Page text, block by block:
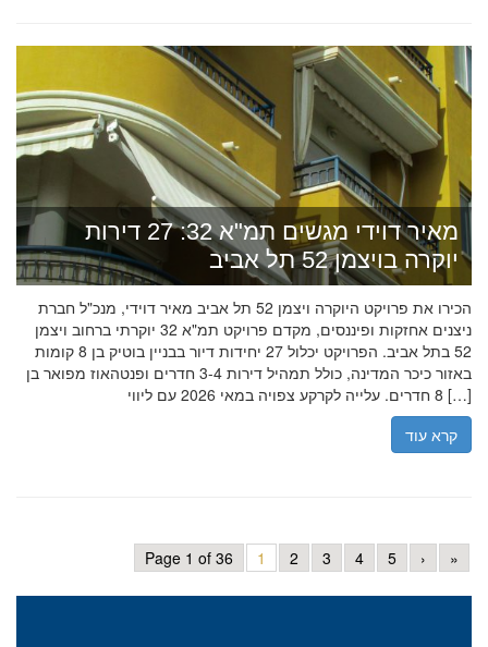
מאיר דוידי מגשים תמ"א 32: 27 דירות
יוקרה בויצמן 52 תל אביב
הכירו את פרויקט היוקרה ויצמן 52 תל אביב מאיר דוידי, מנכ"ל חברת
ניצנים אחזקות ופיננסים, מקדם פרויקט תמ"א 32 יוקרתי ברחוב ויצמן
52 בתל אביב. הפרויקט יכלול 27 יחידות דיור בבניין בוטיק בן 8 קומות
באזור כיכר המדינה, כולל תמהיל דירות 3-4 חדרים ופנטהאוז מפואר בן
8 חדרים. עלייה לקרקע צפויה במאי 2026 עם ליווי […]
קרא עוד
Page 1 of 36 1 2 3 4 5 › »